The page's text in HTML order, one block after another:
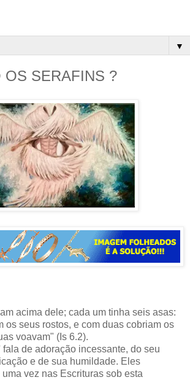
▼
OS SERAFINS ?
acima dele; cada um tinha seis asas:
os seus rostos, e com duas cobriam os
voavam" (Is 6.2).
de adoração incessante, do seu
e de sua humildade. Eles
vez nas Escrituras sob esta